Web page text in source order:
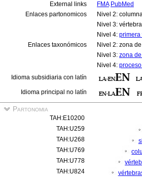
External links
FMA PubMed
Enlaces partonomicos
Nivel 2:
Nivel 3:
Nivel 4: primera
Enlaces taxonómicos
Nivel 2: zona
Nivel 3: zona
Nivel 4:
Idioma subsidiaria con latín
Idioma principal no latín
Partonomia
TAH:E10200
TAH:U259
TAH:U268
TAH:U769
TAH:U778
TAH:U824